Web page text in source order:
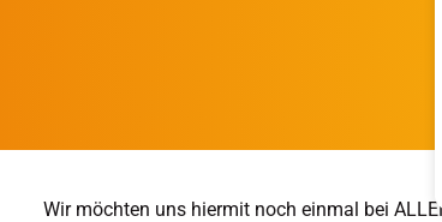
Wir möchten uns hiermit noch einmal bei